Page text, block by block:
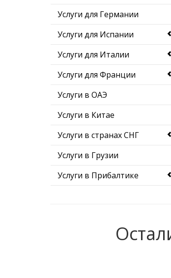
Услуги для Германии
Услуги для Испании
Услуги для Италии
Услуги для Франции
Услуги в ОАЭ
Услуги в Китае
Услуги в странах СНГ
Услуги в Грузии
Услуги в Прибалтике